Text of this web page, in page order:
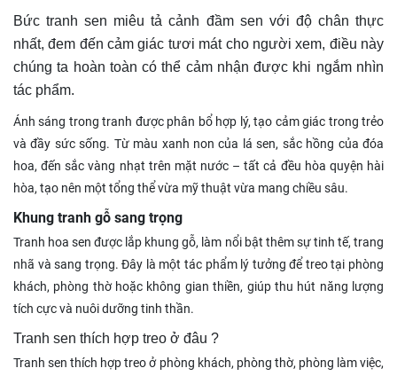
Bức tranh sen miêu tả cảnh đầm sen với độ chân thực
nhất, đem đến cảm giác tươi mát cho người xem, điều này
chúng ta hoàn toàn có thể cảm nhận được khi ngắm nhìn
tác phẩm.
Ánh sáng trong tranh được phân bổ hợp lý, tạo cảm giác trong trẻo
và đầy sức sống. Từ màu xanh non của lá sen, sắc hồng của đóa
hoa, đến sắc vàng nhạt trên mặt nước – tất cả đều hòa quyện hài
hòa, tạo nên một tổng thể vừa mỹ thuật vừa mang chiều sâu.
Khung tranh gỗ sang trọng
Tranh hoa sen được lắp khung gỗ, làm nổi bật thêm sự tinh tế, trang
nhã và sang trọng. Đây là một tác phẩm lý tưởng để treo tại phòng
khách, phòng thờ hoặc không gian thiền, giúp thu hút năng lượng
tích cực và nuôi dưỡng tinh thần.
Tranh sen thích hợp treo ở đâu ?
Tranh sen thích hợp treo ở phòng khách, phòng thờ, phòng làm việc,